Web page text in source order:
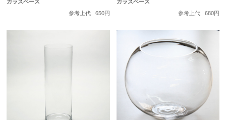
ガラスベース
参考上代
650円
ガラスベース
参考上代
680円